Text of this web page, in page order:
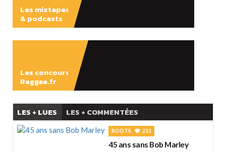
Les mixtapes
& podcasts
Les concours
Reggae.fr
LES + LUES LES + COMMENTÉES
ROOTS 233
45 ans sans Bob Marley